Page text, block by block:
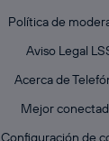
Política de
Aviso Legal
Acerca de
Mejor
Configuración de